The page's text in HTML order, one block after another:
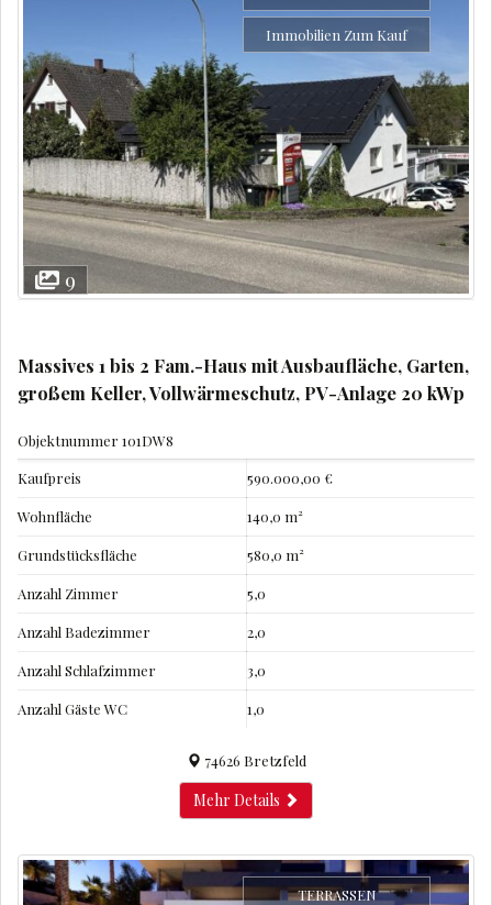
9
Immobilien Zum Kauf
Massives 1 bis 2 Fam.-Haus mit Ausbaufläche, Garten,
großem Keller, Vollwärmeschutz, PV-Anlage 20 kWp
Objektnummer101DW8
Kaufpreis
590.000,00 €
Wohnfläche 140,0 m²
Grundstücksfläche 580,0 m²
Anzahl Zimmer 5,0
Anzahl Badezimmer 2,0
Anzahl Schlafzimmer 3,0
Anzahl Gäste WC 1,0
74626 Bretzfeld
Mehr Details
TERRASSEN